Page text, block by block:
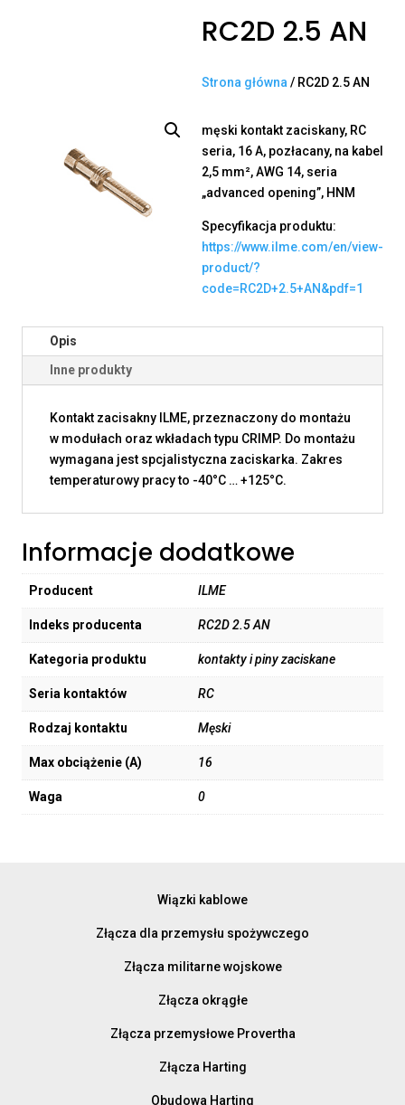
RC2D 2.5 AN
Strona główna / RC2D 2.5 AN
męski kontakt zaciskany, RC
seria, 16 A, pozłacany, na kabel
2,5 mm², AWG 14, seria
„advanced opening”, HNM
Specyfikacja produktu:
https://www.ilme.com/en/view-
product/?
code=RC2D+2.5+AN&pdf=1
Opis
Inne produkty
Kontakt zacisakny ILME, przeznaczony do montażu
w modułach oraz wkładach typu CRIMP. Do montażu
wymagana jest spcjalistyczna zaciskarka. Zakres
temperaturowy pracy to -40°C … +125°C.
Informacje dodatkowe
Producent ILME
Indeks producenta RC2D 2.5 AN
Kategoria produktu kontakty i piny zaciskane
Seria kontaktów RC
Rodzaj kontaktu Męski
Max obciążenie (A) 16
Waga 0
Wiązki kablowe
Złącza dla przemysłu spożywczego
Złącza militarne wojskowe
Złącza okrągłe
Złącza przemysłowe Provertha
Złącza Harting
Obudowa Harting